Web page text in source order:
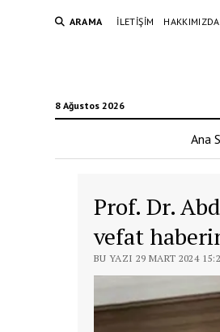
ARAMA İLETIŞIM HAKKIMIZDA
8 Ağustos 2026
Ana
Prof. Dr.
vefat
BU YAZI 29 MART 2024